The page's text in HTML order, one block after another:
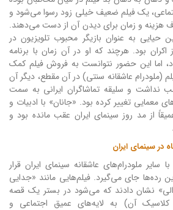
یک فیلم ضعیف خیلی زود رسوا می‌شود و
هزینه و زمان برای دیدن آن از دست می‌دهند.
حیایی به عنوان بازیگر محبوب تلویزیون در
اکران بود. هرچند که او در آن زمان با برنامه
اما این حضور نتوانست به فروش فیلم کمک
(ملودرام عاشقانه سنتی) در آن مقطع، دیگر آن
و سلیقه تماشاگران ایرانی به سمت
معمایی تغییر کرده بود. «جانان» با ادبیات و
از مد روز سینمای ایران عقب مانده بود و
در سینمای ایران
سایر ملودرام‌های عاشقانه سینمای ایران قرار
رده‌ها جای می‌گیرد. فیلم‌هایی مانند «جدایی
الی» نشان دادند که می‌شود در بستر یک قصه
آن) به لایه‌های عمیق اجتماعی و